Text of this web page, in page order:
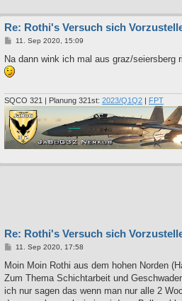
Re: Rothi's Versuch sich
B
i
t
r
11. Sep 2020, 15:09
Na dann wink ich mal aus graz/seiersberg
SQCO 321 | Planung 321st: 2023/Q1Q2 | FPT
Re: Rothi's Versuch sich
B
i
r
a
11. Sep 2020, 17:58
Moin Moin Rothi aus dem hohen Norden
Zum Thema Schichtarbeit und
ich nur sagen das wenn man nur alle 2